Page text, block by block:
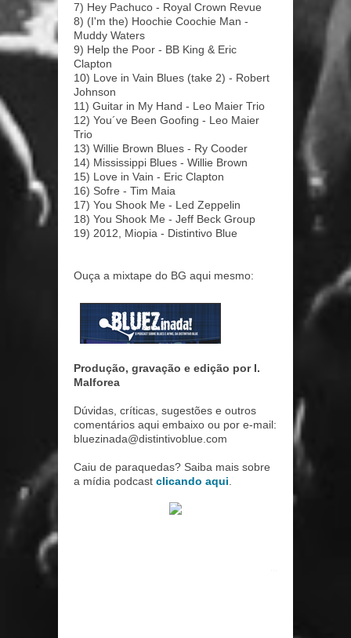
7) Hey Pachuco - Royal Crown Revue
8) (I'm the) Hoochie Coochie Man -
Muddy Waters
9) Help the Poor - BB King & Eric
Clapton
10) Love in Vain Blues (take 2) - Robert
Johnson
11) Guitar in My Hand - Leo Maier Trio
12) You´ve Been Goofing - Leo Maier
Trio
13) Willie Brown Blues - Ry Cooder
14) Mississippi Blues - Willie Brown
15) Love in Vain - Eric Clapton
16) Sofre - Tim Maia
17) You Shook Me - Led Zeppelin
18) You Shook Me - Jeff Beck Group
19) 2012, Miopia - Distintivo Blue
Ouça a mixtape do BG aqui mesmo:
Produção, gravação e edição por I.
Malforea
Dúvidas, críticas, sugestões e outros
comentários aqui embaixo ou por e-mail:
bluezinada@distintivoblue.com
Caiu de paraquedas? Saiba mais sobre
a mídia podcast clicando aqui